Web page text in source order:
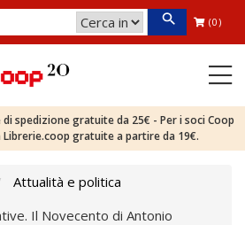
(0)
spedizione gratuite da 25€ - Per i soci Coop
gratuite a partire da 19€.
Attualità e politica
Il Novecento di Antonio